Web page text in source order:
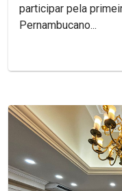
participar pela
Pernambucano...